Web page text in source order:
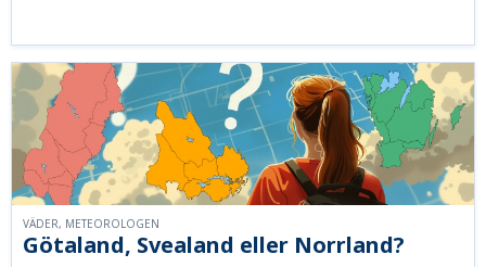
Götaland, Svealand eller Norrland?
VÄDER, METEOROLOGEN